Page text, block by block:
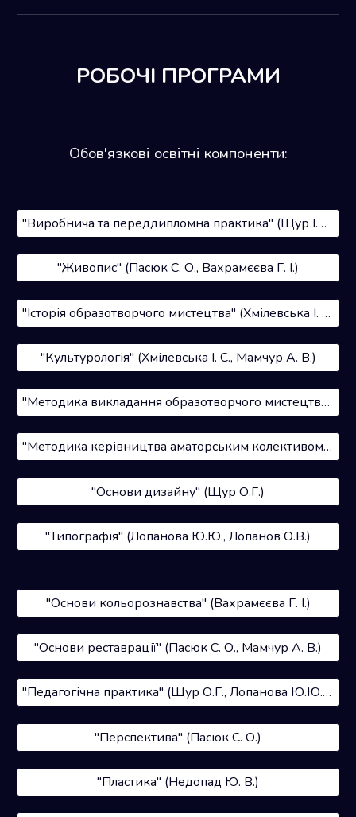
РОБОЧІ ПРОГРАМИ
Обов'язкові освітні компоненти:
"Виробнича та переддипломна практика" (Щур І.Р., Щур О.Г.)
"Живопис" (Пасюк С. О., Вахрамєєва Г. І.)
"Історія образотворчого мистецтва" (Хмілевська І. С.)
"Культурологія" (Хмілевська І. С., Мамчур А. В.)
"Методика викладання образотворчого мистецтва" (Пасюк С. О.)
"Методика керівництва аматорським колективом" (Пасюк С. О.)
"Основи дизайну" (Щур О.Г.)
"Типографія" (Лопанова Ю.Ю., Лопанов О.В.)
"Основи кольорознавства" (Вахрамєєва Г. І.)
"Основи реставрації" (Пасюк С. О., Мамчур А. В.)
"Педагогічна практика" (Щур О.Г., Лопанова Ю.Ю., Вахрамєєва Г.І.)
"Перспектива" (Пасюк С. О.)
"Пластика" (Недопад Ю. В.)